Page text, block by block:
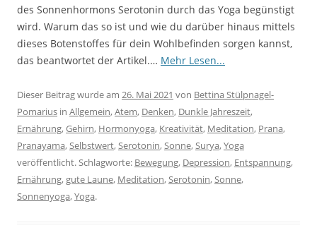
des Sonnenhormons Serotonin durch das Yoga begünstigt
wird. Warum das so ist und wie du darüber hinaus mittels
dieses Botenstoffes für dein Wohlbefinden sorgen kannst,
das beantwortet der Artikel.… Mehr Lesen...
Dieser Beitrag wurde am 26. Mai 2021 von Bettina Stülpnagel-
Pomarius in Allgemein,Atem, Denken, Dunkle Jahreszeit,
Ernährung,Gehirn, Hormonyoga, Kreativität, Meditation, Prana,
Pranayama,Selbstwert,Serotonin,Sonne,Surya,Yoga
veröffentlicht. Schlagworte: Bewegung, Depression, Entspannung,
Ernährung, gute Laune, Meditation,Serotonin,Sonne,
Sonnenyoga,Yoga.